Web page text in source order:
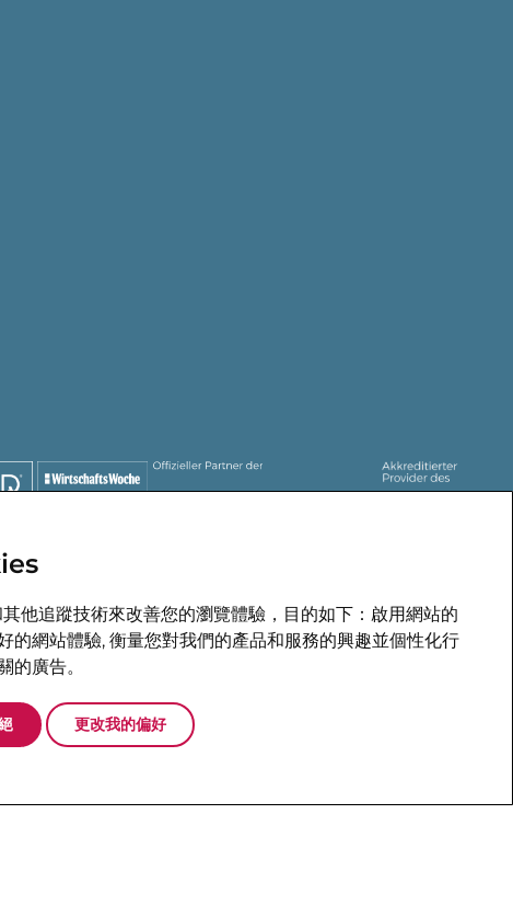
他追蹤技術來改善您的瀏覽體驗，目的如下： 啟用網站的
的網站體驗, 衡量您對我們的產品和服務的興趣並個性化行
的廣告。
更改我的偏好